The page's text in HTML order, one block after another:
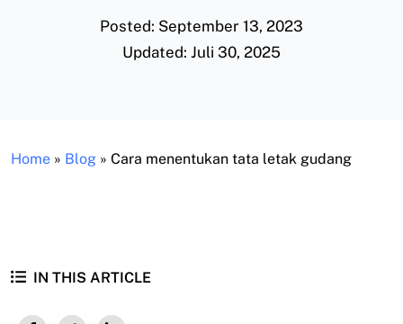
Posted: September 13, 2023
Updated: Juli 30, 2025
Home » Blog » Cara menentukan tata letak gudang
IN THIS ARTICLE